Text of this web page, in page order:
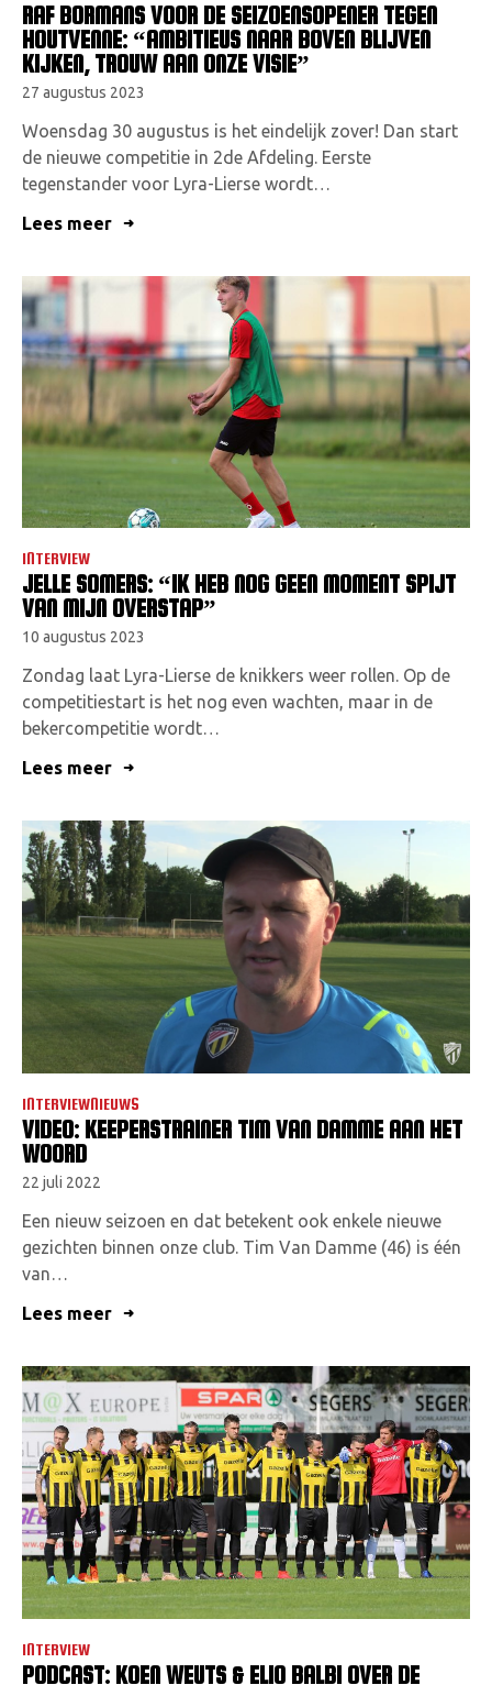
RAF BORMANS VOOR DE SEIZOENSOPENER TEGEN
HOUTVENNE: “AMBITIEUS NAAR BOVEN BLIJVEN
KIJKEN, TROUW AAN ONZE VISIE”
27 augustus 2023
Woensdag 30 augustus is het eindelijk zover! Dan start
de nieuwe competitie in 2de Afdeling. Eerste
tegenstander voor Lyra-Lierse wordt…
Lees meer
INTERVIEW
JELLE SOMERS: “IK HEB NOG GEEN MOMENT SPIJT
VAN MIJN OVERSTAP”
10 augustus 2023
Zondag laat Lyra-Lierse de knikkers weer rollen. Op de
competitiestart is het nog even wachten, maar in de
bekercompetitie wordt…
Lees meer
INTERVIEWNIEUWS
VIDEO: KEEPERSTRAINER TIM VAN DAMME AAN HET
WOORD
22 juli 2022
Een nieuw seizoen en dat betekent ook enkele nieuwe
gezichten binnen onze club. Tim Van Damme (46) is één
van…
Lees meer
INTERVIEW
PODCAST: KOEN WEUTS & ELIO BALBI OVER DE